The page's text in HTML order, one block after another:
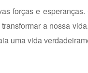
forças e
a nossa
uma vida